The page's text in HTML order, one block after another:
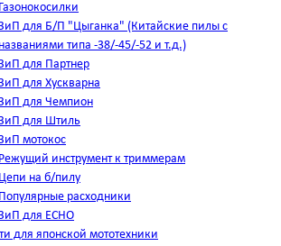
Газонокосилки
для Б/П "Цыганка" (Китайские пилы с
названиями типа -38/-45/-52 и т.д.)
для Партнер
для Хускварна
для Чемпион
для Штиль
мотокос
Режущий инструмент к триммерам
Цепи на б/пилу
Популярные расходники
для ЕСНО
для японской мототехники